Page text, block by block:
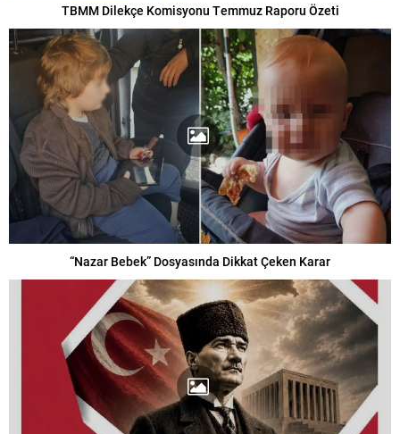
TBMM Dilekçe Komisyonu Temmuz Raporu Özeti
“Nazar Bebek” Dosyasında Dikkat Çeken Karar